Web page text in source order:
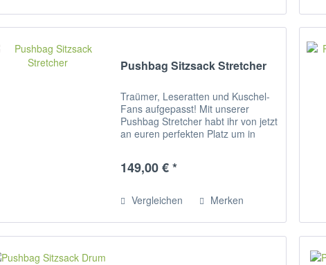
Pushbag Sitzsack Stretcher
Traümer, Leseratten und Kuschel-
Fans aufgepasst! Mit unserer
Pushbag Stretcher habt ihr von jetzt
an euren perfekten Platz um in
oder von eurer Zukunft zu
149,00 € *
Vergleichen Merken